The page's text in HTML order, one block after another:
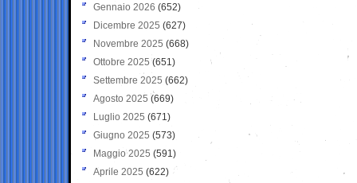
Gennaio 2026 (652)
Dicembre 2025 (627)
Novembre 2025 (668)
Ottobre 2025 (651)
Settembre 2025 (662)
Agosto 2025 (669)
Luglio 2025 (671)
Giugno 2025 (573)
Maggio 2025 (591)
Aprile 2025 (622)